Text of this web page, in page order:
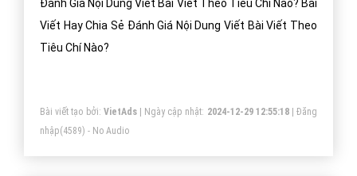
Đánh Giá Nội Dung Viết Bài Viết Theo Tiêu Chí Nào? Bài
Viết Hay Chia Sẻ Đánh Giá Nội Dung Viết Bài Viết Theo
Tiêu Chí Nào?
Bài viết tạo bởi: VietAds| Ngày cập nhật: 2024-12-29 12:55:18|Đăng
nhập(4589) - No Audio